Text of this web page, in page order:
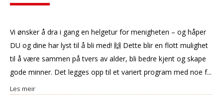
Vi ønsker å dra i gang en helgetur for menigheten – og håper
DU og dine har lyst til å bli med! 🙌 Dette blir en flott mulighet
til å være sammen på tvers av alder, bli bedre kjent og skape
gode minner. Det legges opp til et variert program med noe f...
Les meir